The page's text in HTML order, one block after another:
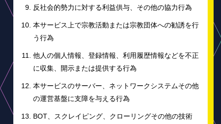
反社会的勢力に対する利益供与、その他の協力行為
本サービス上で宗教活動または宗教団体への勧誘を行
う行為
他人の個人情報、登録情報、利用履歴情報などを不正
に収集、開示または提供する行為
本サービスのサーバー、ネットワークシステムその他
の運営基盤に支障を与える行為
BOT、スクレイピング、クローリングその他の技術